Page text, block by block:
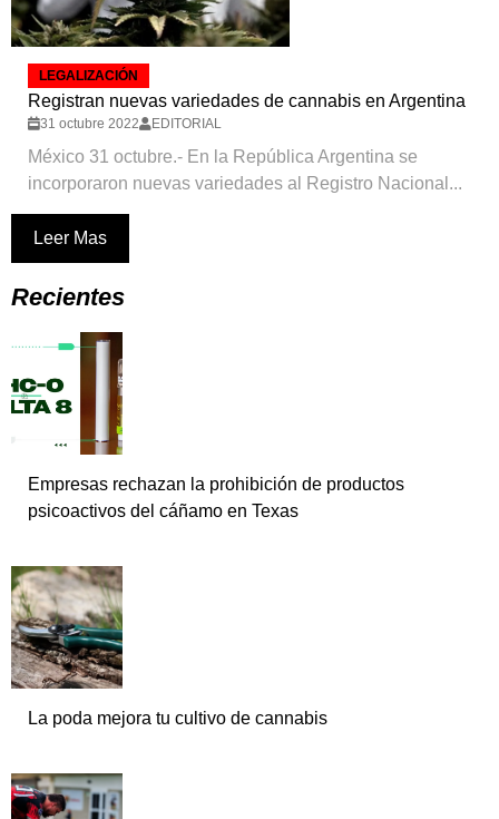
LEGALIZACIÓN
Registran nuevas variedades de cannabis en Argentina
31 octubre 2022 EDITORIAL
México 31 octubre.- En la República Argentina se
incorporaron nuevas variedades al Registro Nacional...
Leer Mas
Recientes
Empresas rechazan la prohibición de productos
psicoactivos del cáñamo en Texas
La poda mejora tu cultivo de cannabis